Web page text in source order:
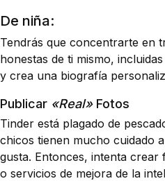
De niña:
Tendrás que concentrarte en
honestas de ti mismo,
y crea una biografía
Publicar «Real»Fotos
Tinder está plagado de
chicos tienen mucho cuidado
gusta. Entonces, intenta
o servicios de mejora de la